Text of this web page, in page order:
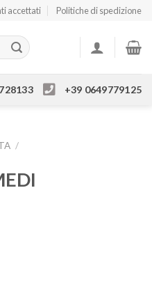
accettati Politiche di spedizione
+39 0649779125
/